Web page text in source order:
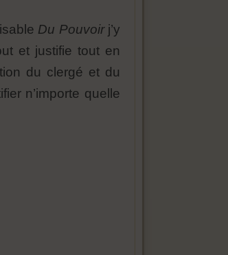
Du Pouvoir j’y
et justifie tout en
du clergé et du
n’importe quelle